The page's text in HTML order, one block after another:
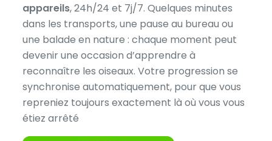
appareils, 24h/24 et 7j/7. Quelques minutes
dans les transports, une pause au bureau ou
une balade en nature : chaque moment peut
devenir une occasion d’apprendre à
reconnaître les oiseaux. Votre progression se
synchronise automatiquement, pour que vous
repreniez toujours exactement là où vous vous
étiez arrêté